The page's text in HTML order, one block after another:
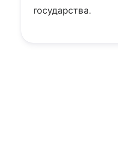
государства.